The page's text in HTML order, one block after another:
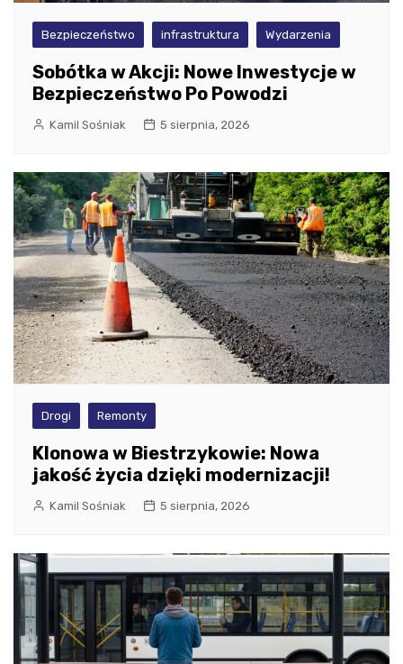
Bezpieczeństwo infrastruktura Wydarzenia
Sobótka w Akcji: Nowe Inwestycje w
Bezpieczeństwo Po Powodzi
Kamil Sośniak 5 sierpnia, 2026
Drogi Remonty
Klonowa w Biestrzykowie: Nowa
jakość życia dzięki modernizacji!
Kamil Sośniak 5 sierpnia, 2026